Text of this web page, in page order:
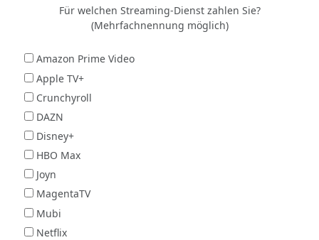
Für welchen Streaming-Dienst zahlen Sie?
(Mehrfachnennung möglich)
Amazon Prime Video
Apple TV+
Crunchyroll
DAZN
Disney+
HBO Max
Joyn
MagentaTV
Mubi
Netflix